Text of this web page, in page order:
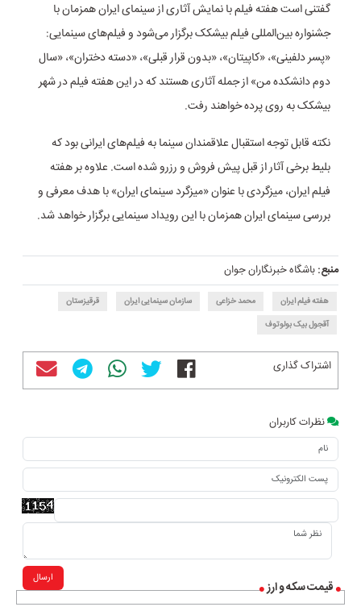
قیمت سکه و ارز
گفتنی است هفته فیلم با نمایش آثاری از سینمای ایران همزمان با
جشنواره بین‌المللی فیلم بیشکک برگزار می‌شود و فیلم‌های سینمایی:
«پسر دلفینی»، «کاپیتان»، «بدون قرار قبلی»، «دسته دختران»، «سال
دوم دانشکده من» از جمله آثاری هستند که در این هفته فیلم در شهر
بیشکک به روی پرده خواهند رفت.
نکته قابل توجه استقبال علاقمندان سینما به فیلم‌های ایرانی بود که
بلیط برخی آثار از قبل پیش فروش و رزرو شده است. علاوه بر هفته
فیلم ایران، میزگردی با عنوان «میزگرد سینمای ایران» با هدف معرفی و
بررسی سینمای ایران همزمان با این رویداد سینمایی برگزار خواهد شد.
منبع:باشگاه خبرنگاران جوان
هفته فیلم ایران محمد خزاعی سازمان سینمایی ایران
قرقیزستان
آقجول بیک بولوتوف
اشتراک گذاری
نظرات کاربران
ارسال